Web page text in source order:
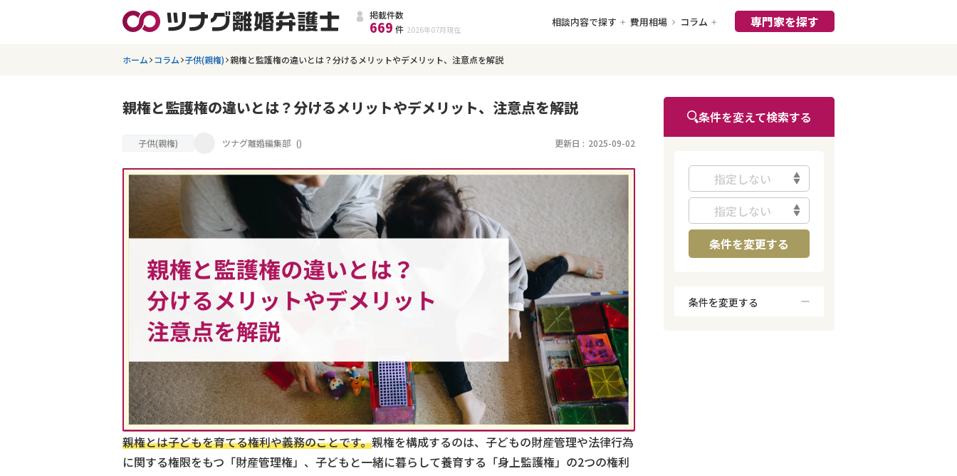
掲載件数
669 件 2026年07月 現在
相談内容で探す 費用相場 コラム 専門家を探す
ホーム コラム 子供(親権) 親権と監護権の違いとは？分けるメリットやデメリット、注意点を解説
親権と監護権の違いとは？分けるメリットやデメリット、注意点を解説
子供(親権) ツナグ離婚編集部 () 更新日 : 2025-09-02
親権とは子どもを育てる権利や義務のことです。親権を構成するのは、子どもの財産管理や法律行為
に関する権限をもつ「財産管理権」、子どもと一緒に暮らして養育する「身上監護権」の2つの権利
条件を変えて検索する
指定しない
指定しない
条件を変更する
条件を変更する